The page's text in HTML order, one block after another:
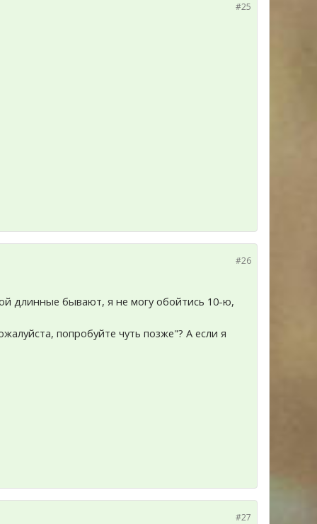
#25
#26
длинные бывают, я не могу обойтись 10-ю,
попробуйте чуть позже"? А если я
#27